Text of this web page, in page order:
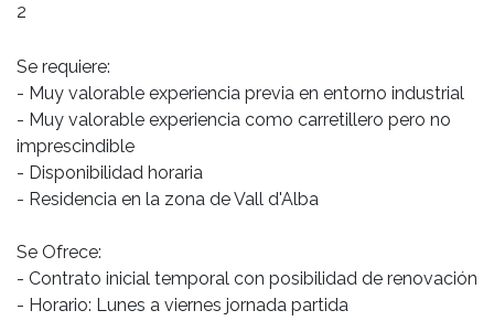
2
Se requiere:
- Muy valorable experiencia previa en entorno industrial
- Muy valorable experiencia como carretillero pero no
imprescindible
- Disponibilidad horaria
- Residencia en la zona de Vall d'Alba
Se Ofrece:
- Contrato inicial temporal con posibilidad de renovación
- Horario: Lunes a viernes jornada partida